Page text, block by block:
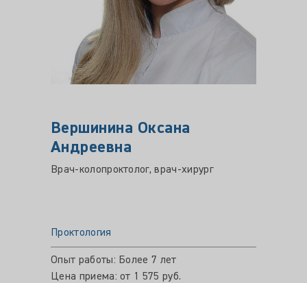
Вершинина Оксана
Андреевна
Врач-колопроктолог, врач-хирург
Проктология
Опыт работы: Более 7 лет
Цена приема: от 1 575 руб.